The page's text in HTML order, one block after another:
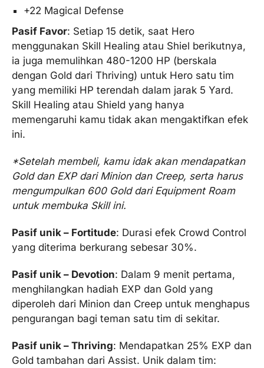
+22 Magical Defense
Pasif Favor: Setiap 15 detik, saat Hero
menggunakan Skill Healing atau Shiel berikutnya,
ia juga memulihkan 480-1200 HP (berskala
dengan Gold dari Thriving) untuk Hero satu tim
yang memiliki HP terendah dalam jarak 5 Yard.
Skill Healing atau Shield yang hanya
memengaruhi kamu tidak akan mengaktifkan efek
ini.
*Setelah membeli, kamu idak akan mendapatkan
Gold dan EXP dari Minion dan Creep, serta harus
mengumpulkan 600 Gold dari Equipment Roam
untuk membuka Skill ini.
Pasif unik – Fortitude: Durasi efek Crowd Control
yang diterima berkurang sebesar 30%.
Pasif unik – Devotion: Dalam 9 menit pertama,
menghilangkan hadiah EXP dan Gold yang
diperoleh dari Minion dan Creep untuk menghapus
pengurangan bagi teman satu tim di sekitar.
Pasif unik – Thriving: Mendapatkan 25% EXP dan
Gold tambahan dari Assist. Unik dalam tim: